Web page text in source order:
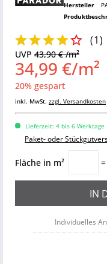
Hersteller
(1)
UVP 43,90 € /m²
34,99 €/m²
20% gespart
inkl. MwSt. zzgl. Versandkosten
Lieferzeit: 4 bis 6 Werktage
Paket- oder
Fläche in m²
IN
Individuelles